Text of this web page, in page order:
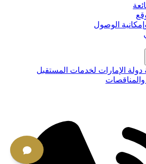
الوصول
الإمارات لخدمات المستقبل